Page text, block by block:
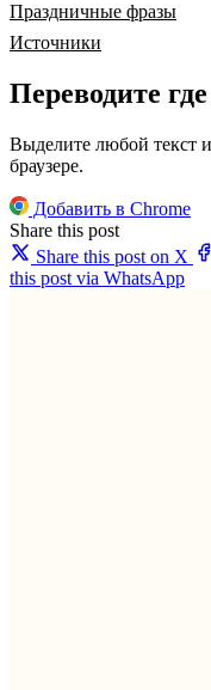
Праздничные фразы
Источники
Переводите
Выделите любой текст
браузере.
Добавить в Chrome
Share this post
Share this post on X
this post via WhatsApp